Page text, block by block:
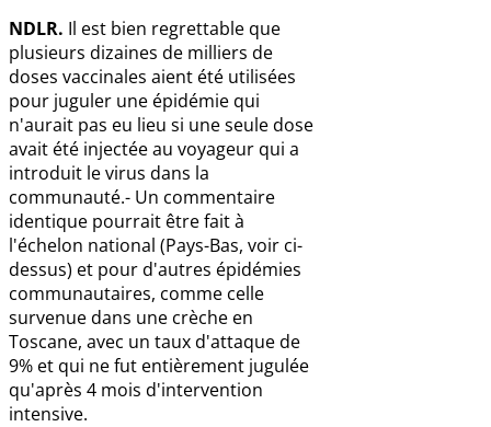
NDLR. Il est bien regrettable que
plusieurs dizaines de milliers de
doses vaccinales aient été utilisées
pour juguler une épidémie qui
n'aurait pas eu lieu si une seule dose
avait été injectée au voyageur qui a
introduit le virus dans la
communauté.- Un commentaire
identique pourrait être fait à
l'échelon national (Pays-Bas, voir ci-
dessus) et pour d'autres épidémies
communautaires, comme celle
survenue dans une crèche en
Toscane, avec un taux d'attaque de
9% et qui ne fut entièrement jugulée
qu'après 4 mois d'intervention
intensive.